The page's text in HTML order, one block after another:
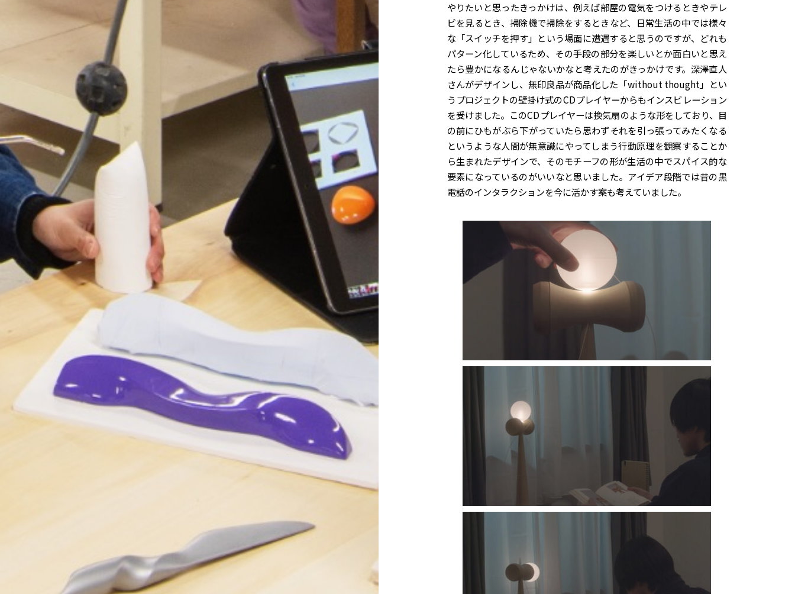
やりたいと思ったきっかけは、例えば部屋の電気をつけるときやテレ
ビを見るとき、掃除機で掃除をするときなど、日常生活の中では様々
な「スイッチを押す」という場面に遭遇すると思うのですが、どれも
パターン化しているため、その手段の部分を楽しいとか面白いと思え
たら豊かになるんじゃないかなと考えたのがきっかけです。深澤直人
さんがデザインし、無印良品が商品化した「without thought」とい
うプロジェクトの壁掛け式のCDプレイヤーからもインスピレーション
を受けました。このCDプレイヤーは換気扇のような形をしており、目
の前にひもがぶら下がっていたら思わずそれを引っ張ってみたくなる
というような人間が無意識にやってしまう行動原理を観察することか
ら生まれたデザインで、そのモチーフの形が生活の中でスパイス的な
要素になっているのがいいなと思いました。アイデア段階では昔の黒
電話のインタラクションを今に活かす案も考えていました。